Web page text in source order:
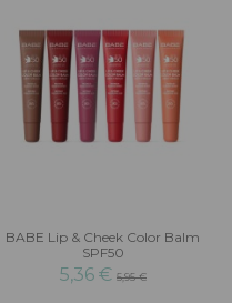
BABE Lip & Cheek Color Balm
SPF50
5,36 € 5,95 €